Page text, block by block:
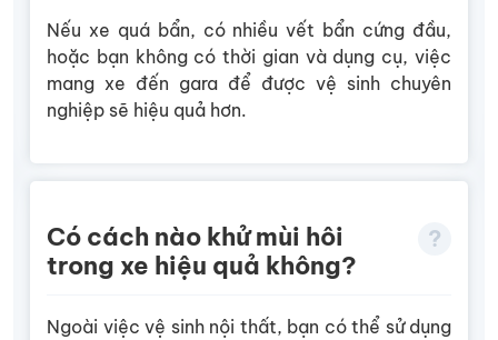
Nếu xe quá bẩn, có nhiều vết bẩn cứng đầu,
hoặc bạn không có thời gian và dụng cụ, việc
mang xe đến gara để được vệ sinh chuyên
nghiệp sẽ hiệu quả hơn.
Có cách nào khử mùi hôi
trong xe hiệu quả không?
Ngoài việc vệ sinh nội thất, bạn có thể sử dụng